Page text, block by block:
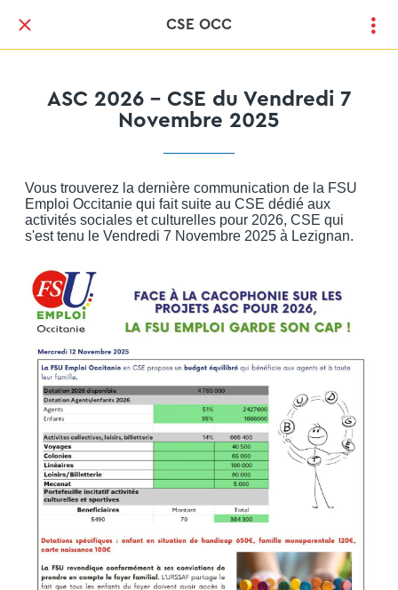
CSE OCC
ASC 2026 - CSE du Vendredi 7
Novembre 2025
Vous trouverez la dernière communication de la FSU
Emploi Occitanie qui fait suite au CSE dédié aux
activités sociales et culturelles pour 2026, CSE qui
s'est tenu le Vendredi 7 Novembre 2025 à Lezignan.